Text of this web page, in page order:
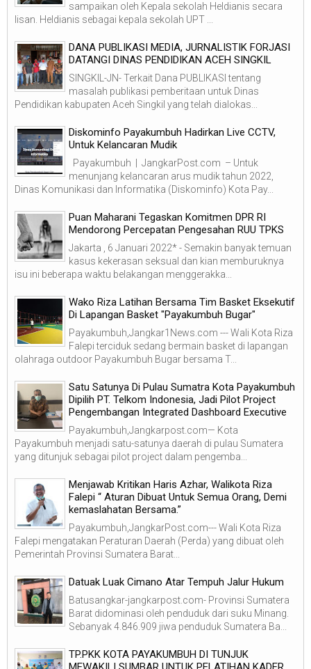
sampaikan oleh Kepala sekolah Heldianis secara
lisan. Heldianis sebagai kepala sekolah UPT ...
DANA PUBLIKASI MEDIA, JURNALISTIK FORJASI
DATANGI DINAS PENDIDIKAN ACEH SINGKIL
SINGKIL-JN- Terkait Dana PUBLIKASI tentang
masalah publikasi pemberitaan untuk Dinas
Pendidikan kabupaten Aceh Singkil yang telah dialokas...
Diskominfo Payakumbuh Hadirkan Live CCTV,
Untuk Kelancaran Mudik
Payakumbuh | JangkarPost.com – Untuk
menunjang kelancaran arus mudik tahun 2022,
Dinas Komunikasi dan Informatika (Diskominfo) Kota Pay...
Puan Maharani Tegaskan Komitmen DPR RI
Mendorong Percepatan Pengesahan RUU TPKS
Jakarta , 6 Januari 2022* - Semakin banyak temuan
kasus kekerasan seksual dan kian memburuknya
isu ini beberapa waktu belakangan menggerakka...
Wako Riza Latihan Bersama Tim Basket Eksekutif
Di Lapangan Basket "Payakumbuh Bugar"
Payakumbuh,Jangkar1News.com --- Wali Kota Riza
Falepi terciduk sedang bermain basket di lapangan
olahraga outdoor Payakumbuh Bugar bersama T...
Satu Satunya Di Pulau Sumatra Kota Payakumbuh
Dipilih PT. Telkom Indonesia, Jadi Pilot Project
Pengembangan Integrated Dashboard Executive
Payakumbuh,Jangkarpost.com— Kota
Payakumbuh menjadi satu-satunya daerah di pulau Sumatera
yang ditunjuk sebagai pilot project dalam pengemba...
Menjawab Kritikan Haris Azhar, Walikota Riza
Falepi “ Aturan Dibuat Untuk Semua Orang, Demi
kemaslahatan Bersama.”
Payakumbuh,JangkarPost.com--- Wali Kota Riza
Falepi mengatakan Peraturan Daerah (Perda) yang dibuat oleh
Pemerintah Provinsi Sumatera Barat...
Datuak Luak Cimano Atar Tempuh Jalur Hukum
Batusangkar-jangkarpost.com- Provinsi Sumatera
Barat didominasi oleh penduduk dari suku Minang.
Sebanyak 4.846.909 jiwa penduduk Sumatera Ba...
TP.PKK KOTA PAYAKUMBUH DI TUNJUK